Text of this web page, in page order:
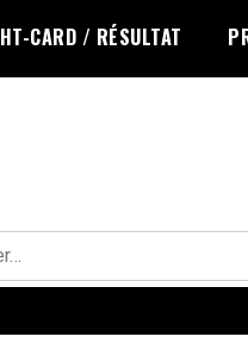
CARD / RÉSULTAT